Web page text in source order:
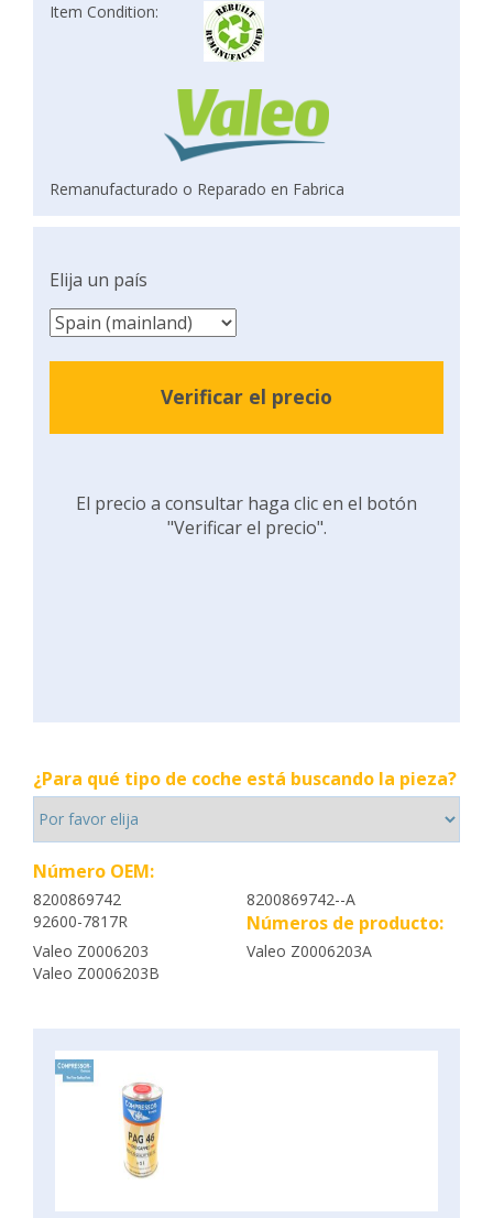
Item Condition:
Remanufacturado o Reparado en Fabrica
Elija un país
Verificar el precio
El precio a consultar haga clic en el botón
"Verificar el precio".
¿Para qué tipo de coche está buscando la pieza?
Número OEM:
8200869742
8200869742--A
92600-7817R
Números de producto:
Valeo Z0006203
Valeo Z0006203A
Valeo Z0006203B